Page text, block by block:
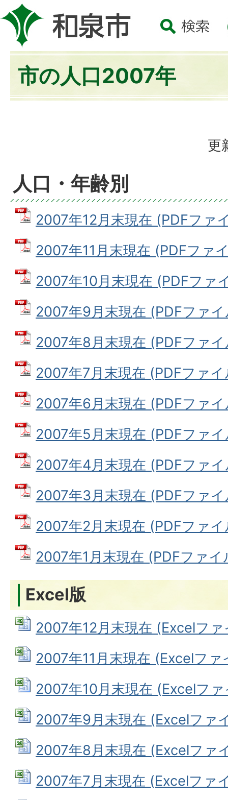
市の人口2007年
更
人口・年齢別
2007年12月末現在 (PDFファ
2007年11月末現在 (PDFファ
2007年10月末現在 (PDFファ
2007年9月末現在 (PDFファ
2007年8月末現在 (PDFファ
2007年7月末現在 (PDFファ
2007年6月末現在 (PDFファ
2007年5月末現在 (PDFファ
2007年4月末現在 (PDFファ
2007年3月末現在 (PDFファ
2007年2月末現在 (PDFファ
2007年1月末現在 (PDFファ
Excel版
2007年12月末現在 (Excelフ
2007年11月末現在 (Excelフ
2007年10月末現在 (Excelフ
2007年9月末現在 (Excelファ
2007年8月末現在 (Excelファ
2007年7月末現在 (Excelファ